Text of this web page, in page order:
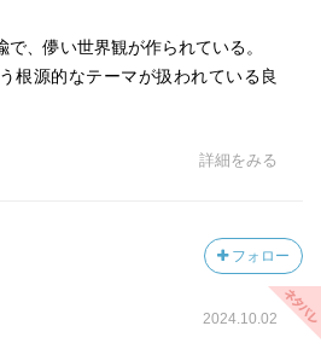
、儚い世界観が作られている。
根源的なテーマが扱われている良
詳細をみる
フォロー
2024.10.02